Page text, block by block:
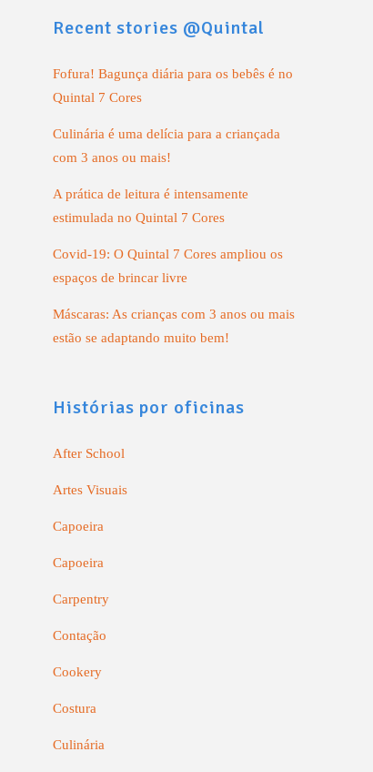
Recent stories @Quintal
Fofura! Bagunça diária para os bebês é no
Quintal 7 Cores
Culinária é uma delícia para a criançada
com 3 anos ou mais!
A prática de leitura é intensamente
estimulada no Quintal 7 Cores
Covid-19: O Quintal 7 Cores ampliou os
espaços de brincar livre
Máscaras: As crianças com 3 anos ou mais
estão se adaptando muito bem!
Histórias por oficinas
After School
Artes Visuais
Capoeira
Capoeira
Carpentry
Contação
Cookery
Costura
Culinária